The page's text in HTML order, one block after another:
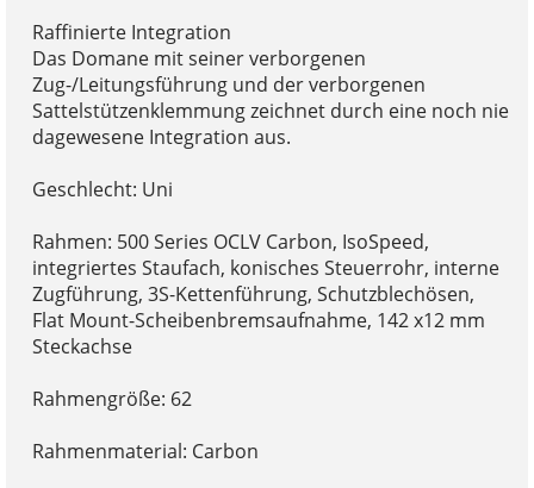
Raffinierte Integration
Das Domane mit seiner verborgenen
Zug-/Leitungsführung und der verborgenen
Sattelstützenklemmung zeichnet durch eine noch nie
dagewesene Integration aus.
Geschlecht: Uni
Rahmen: 500 Series OCLV Carbon, IsoSpeed,
integriertes Staufach, konisches Steuerrohr, interne
Zugführung, 3S-Kettenführung, Schutzblechösen,
Flat Mount-Scheibenbremsaufnahme, 142 x12 mm
Steckachse
Rahmengröße: 62
Rahmenmaterial: Carbon